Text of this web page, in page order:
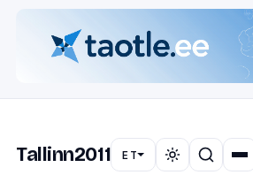
Tallinn2011 ET
Mis muutub
suured ehitused,